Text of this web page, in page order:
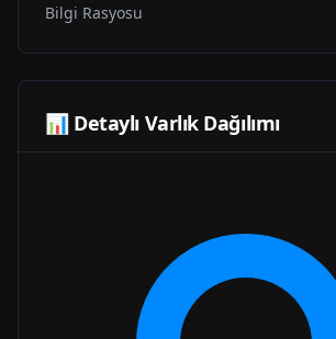
Bilgi Rasyosu
📊 Detaylı Varlık Dağılımı